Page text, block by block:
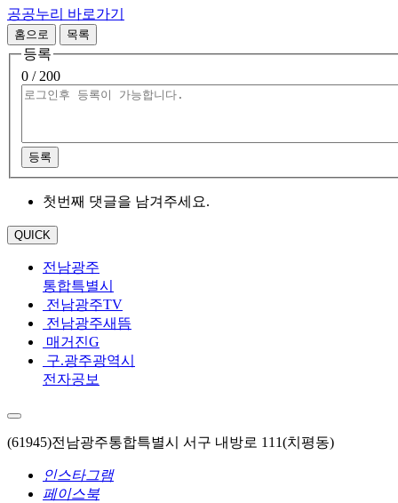
공공누리 바로가기
홈으로 목록
등록
0 / 200
등록
첫번째 댓글을 남겨주세요.
QUICK
전남광주
통합특별시
전남광주TV
전남광주새뜸
매거진G
구.광주광역시
전자공보
(61945)전남광주통합특별시 서구 내방로 111(치평동)
인스타그램
페이스북